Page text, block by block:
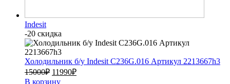
Indesit
-20 скидка
Холодильник б/у Indesit C236G.016 Артикул 2213667h3
15000₽ 11990₽
В корзину